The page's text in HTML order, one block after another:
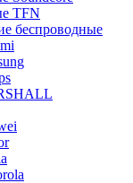
TFN
беспроводные